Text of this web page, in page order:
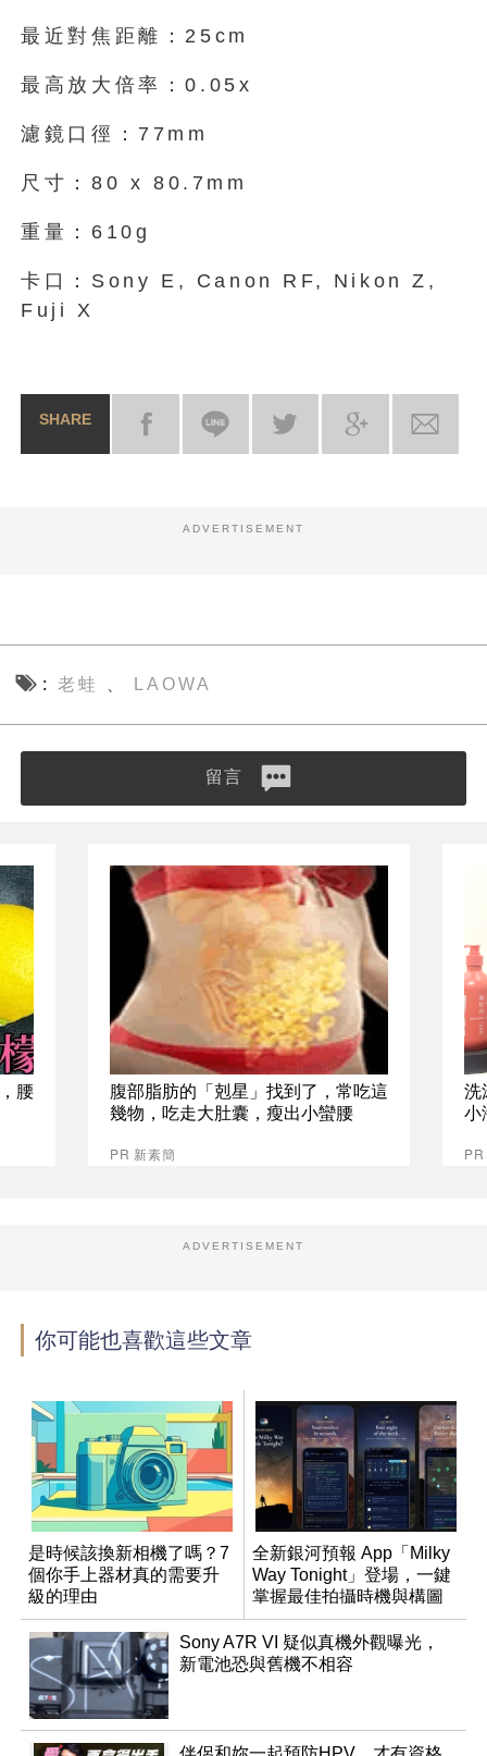
最近對焦距離：25cm
最高放大倍率：0.05x
濾鏡口徑：77mm
尺寸：80 x 80.7mm
重量：610g
卡口：Sony E, Canon RF, Nikon Z,
Fuji X
SHARE
ADVERTISEMENT
老蛙 LAOWA
留言
腰
腹部脂肪的「剋星」找到了，常吃這
幾物，吃走大肚囊，瘦出小蠻腰
PR 新素簡
洗
小
ADVERTISEMENT
你可能也喜歡這些文章
是時候該換新相機了嗎？7
個你手上器材真的需要升
級的理由
全新銀河預報 App「Milky
Way Tonight」登場，一鍵
掌握最佳拍攝時機與構圖
Sony A7R VI 疑似真機外觀曝光，
新電池恐與舊機不相容